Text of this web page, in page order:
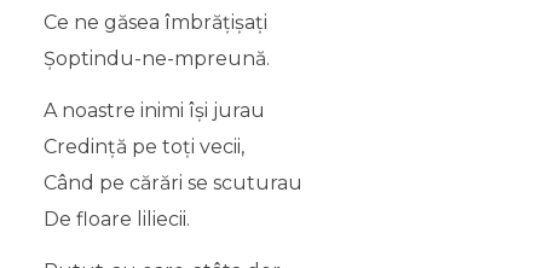
Ce ne găsea îmbrăţişaţi
Şoptindu-ne-mpreună.
A noastre inimi îşi jurau
Credinţă pe toţi vecii,
Când pe cărări se scuturau
De floare liliecii.